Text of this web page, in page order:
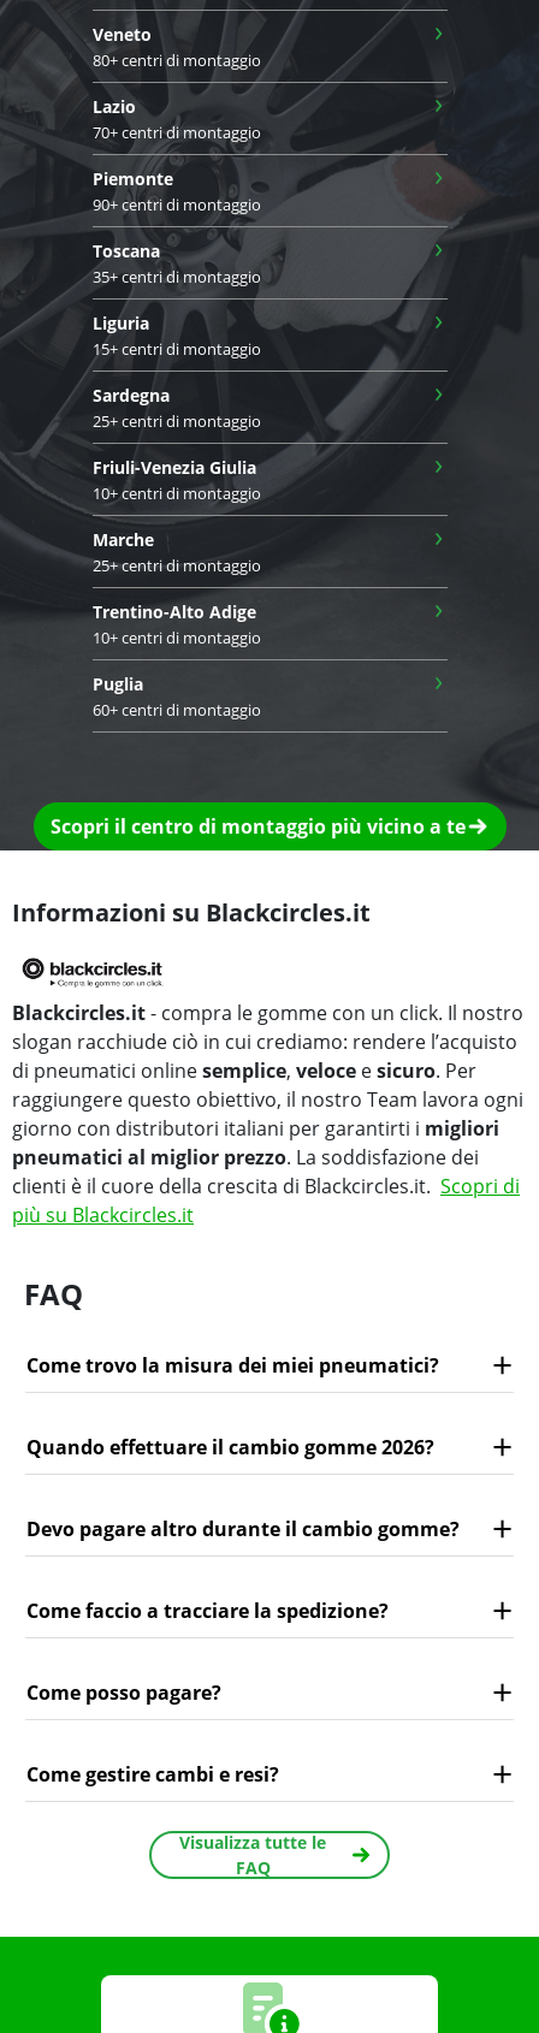
Veneto
80+ centri di montaggio
›
Lazio
70+ centri di montaggio
›
Piemonte
90+ centri di montaggio
›
Toscana
35+ centri di montaggio
›
Liguria
15+ centri di montaggio
›
Sardegna
25+ centri di montaggio
›
Friuli-Venezia Giulia
10+ centri di montaggio
›
Marche
25+ centri di montaggio
›
Trentino-Alto Adige
10+ centri di montaggio
›
Puglia
60+ centri di montaggio
›
Scopri il centro di montaggio più vicino a te
Informazioni su Blackcircles.it
Blackcircles.it- compra le gomme con un click. Il nostro
slogan racchiude ciò in cui crediamo: rendere l’acquisto
di pneumatici onlinesemplice, veloce esicuro. Per
raggiungere questo obiettivo, il nostro Team lavora ogni
giorno con distributori italiani per garantirti i migliori
pneumatici al miglior prezzo. La soddisfazione dei
clienti è il cuore della crescita di Blackcircles.it. Scopri di
più su Blackcircles.it
FAQ
Come trovo la misura dei miei pneumatici?
Quando effettuare il cambio gomme 2026?
Devo pagare altro durante il cambio gomme?
Come faccio a tracciare la spedizione?
Come posso pagare?
Come gestire cambi e resi?
Visualizza tutte le
FAQ